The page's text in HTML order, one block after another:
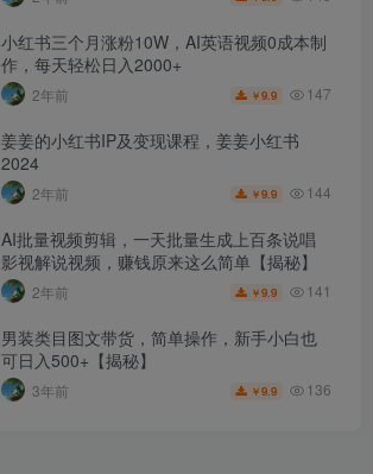
小红书三个月涨粉10W，AI英语视频0成本制
作，每天轻松日入2000+
2年前 ￥9.9 147
姜姜的小红书IP及变现课程，姜姜小红书
2024
2年前 ￥9.9 144
AI批量视频剪辑，一天批量生成上百条说唱
影视解说视频，赚钱原来这么简单【揭秘】
2年前 ￥9.9 141
男装类目图文带货，简单操作，新手小白也
可日入500+【揭秘】
3年前 ￥9.9 136